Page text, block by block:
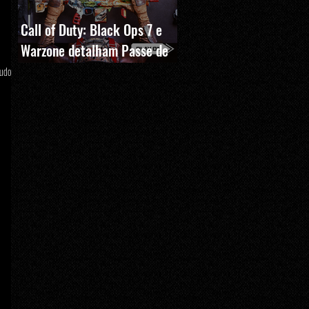
Call of Duty: Black Ops 7 e
Warzone detalham Passe de
recompensas da Temporada 5